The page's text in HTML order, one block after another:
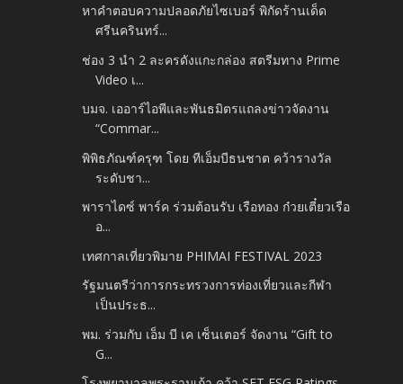
หาคำตอบความปลอดภัยไซเบอร์ พิกัดร้านเด็ด
ศรีนครินทร์...
ช่อง 3 นำ 2 ละครดังแกะกล่อง สตรีมทาง Prime
Video เ...
บมจ. เออาร์ไอพีและพันธมิตรแถลงข่าวจัดงาน
“Commar...
พิพิธภัณฑ์ครุฑ โดย ทีเอ็มบีธนชาต คว้ารางวัล
ระดับชา...
พาราไดซ์ พาร์ค ร่วมต้อนรับ เรือทอง ก๋วยเตี๋ยวเรือ
อ...
เทศกาลเที่ยวพิมาย PHIMAI FESTIVAL 2023
รัฐมนตรีว่าการกระทรวงการท่องเที่ยวและกีฬา
เป็นประธ...
พม. ร่วมกับ เอ็ม บี เค เซ็นเตอร์ จัดงาน “Gift to
G...